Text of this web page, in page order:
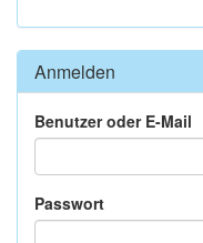
Anmelden
Benutzer oder E-Mail
Passwort